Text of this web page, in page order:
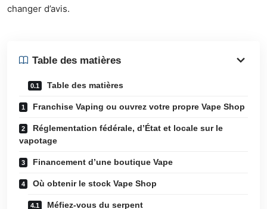
changer d’avis.
Table des matières
Table des matières
Franchise Vaping ou ouvrez votre propre Vape Shop
Réglementation fédérale, d’État et locale sur le
vapotage
Financement d’une boutique Vape
Où obtenir le stock Vape Shop
Méfiez-vous du serpent